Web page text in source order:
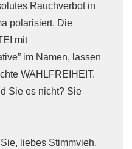
Rauchverbot in
polarisiert. Die
mit
im Namen, lassen
WAHLFREIHEIT.
Sie es nicht? Sie
liebes Stimmvieh,